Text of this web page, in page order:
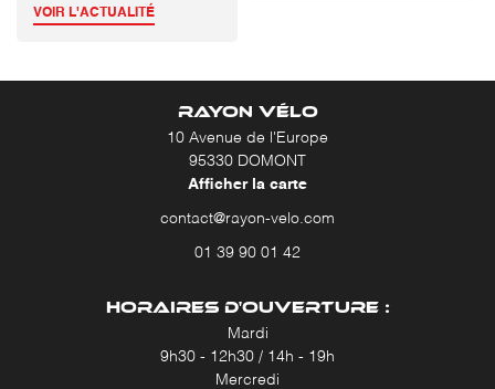
VOIR L'ACTUALITÉ
RAYON VÉLO
10 Avenue de l'Europe
95330 DOMONT
Afficher la carte
01 39 90 01 42
HORAIRES D'OUVERTURE :
Mardi
9h30 - 12h30 / 14h - 19h
Mercredi